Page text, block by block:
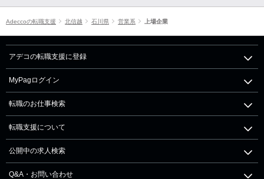
Adeccoの転職支援 北信越 石川県 営業系 上場企業
アデコの転職支援に登録
MyPagログイン
転職のお仕事検索
転職支援について
公開中の求人検索
Q&A・お問い合わせ